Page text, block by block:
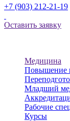
+7 (903) 212-21-19
Оставить заявку
Медицина
Повышение
Младший
Рабочие
Курсы